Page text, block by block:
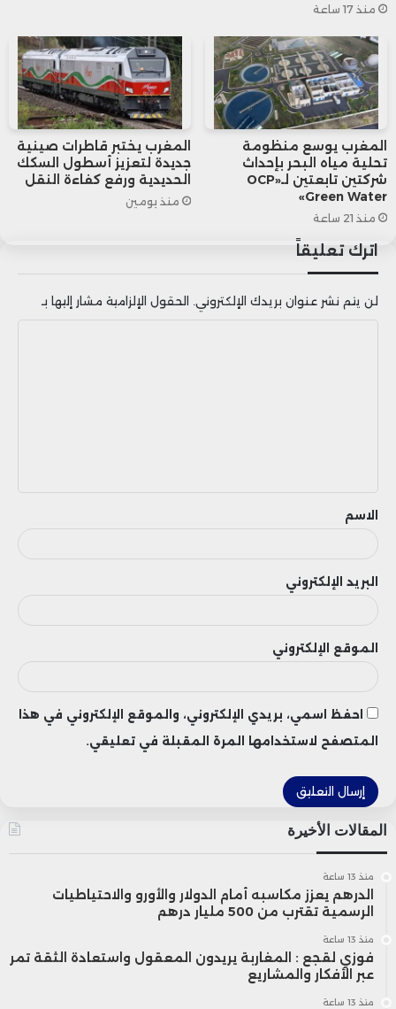
مليار دولار من عمليات إعادة شراء الأسهم
و2.9 مليار دولار كعائدات نقدية.
منذ 17 ساعة
المغرب يوسع منظومة
تحلية مياه البحر بإحداث
شركتين تابعتين لـ«OCP
Green Water»
منذ 21 ساعة
المغرب يختبر قاطرات صينية
جديدة لتعزيز أسطول السكك
الحديدية ورفع كفاءة النقل
منذ يومين
اترك تعليقاً
لن يتم نشر عنوان بريدك الإلكتروني. الحقول الإلزامية مشار إليها بـ
ق
الاسم
البريد الإلكتروني
الموقع الإلكتروني
احفظ اسمي، بريدي الإلكتروني، والموقع الإلكتروني في هذا
المتصفح لاستخدامها المرة المقبلة في تعليقي.
المقالات الأخيرة
منذ 13 ساعة
الدرهم يعزز مكاسبه أمام الدولار والأورو والاحتياطيات
الرسمية تقترب من 500 مليار درهم
منذ 13 ساعة
فوزي لقجع : المغاربة يريدون المعقول واستعادة الثقة تمر
عبر الأفكار والمشاريع
منذ 13 ساعة